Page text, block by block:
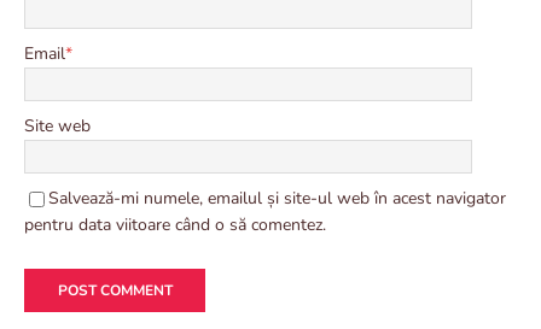
Email*
Site web
Salvează-mi numele, emailul și site-ul web în acest navigator
pentru data viitoare când o să comentez.